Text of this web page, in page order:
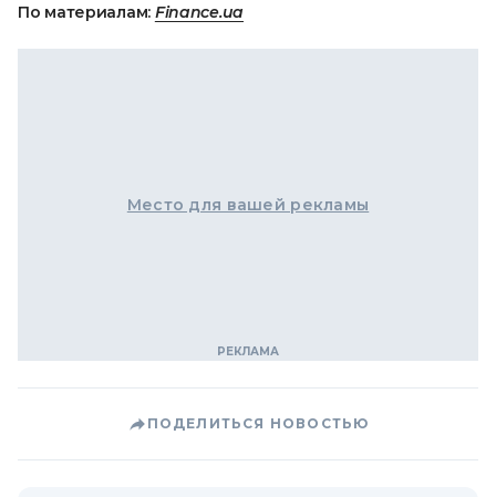
По материалам: Finance.ua
Место для вашей рекламы
ПОДЕЛИТЬСЯ НОВОСТЬЮ